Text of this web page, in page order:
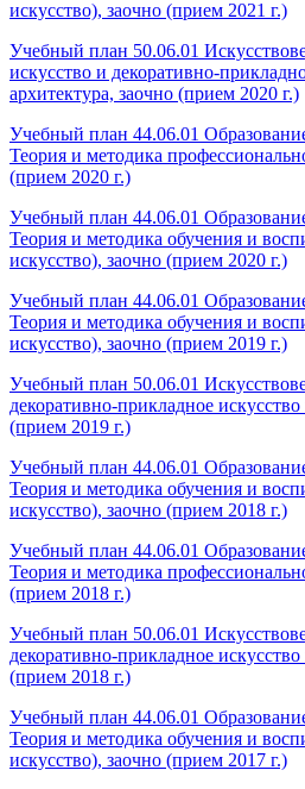
искусство), заочно (прием 2021 г.)
Учебный план 50.06.01
искусство и декоративно-
архитектура, заочно (прием 2020 г.)
Учебный план 44.06.01
Теория и методика
(прием 2020 г.)
Учебный план 44.06.01
Теория и методика обучения и
искусство), заочно (прием 2020 г.)
Учебный план 44.06.01
Теория и методика обучения и
искусство), заочно (прием 2019 г.)
Учебный план 50.06.01
декоративно-прикладное
(прием 2019 г.)
Учебный план 44.06.01
Теория и методика обучения и
искусство), заочно (прием 2018 г.)
Учебный план 44.06.01
Теория и методика
(прием 2018 г.)
Учебный план 50.06.01
декоративно-прикладное
(прием 2018 г.)
Учебный план 44.06.01
Теория и методика обучения и
искусство), заочно (прием 2017 г.)